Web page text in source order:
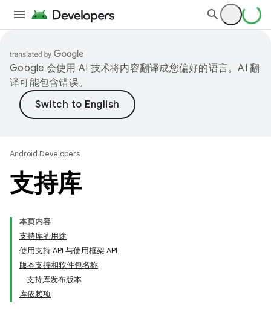
Google 会使用 AI 技术将内容翻译成您偏好的语言。AI 翻
译可能包含错误。
Android Developers
支持库
本页内容
支持库的用途
使用支持 API 与使用框架 API
版本支持和软件包名称
支持库发布版本
库依赖项